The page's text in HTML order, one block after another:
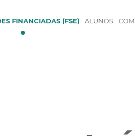
FINANCIADAS (FSE) ALUNOS